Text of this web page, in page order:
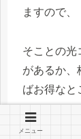
ますので、
そことの光
があるか、
ばお得なと
光回線のサ
メニュー